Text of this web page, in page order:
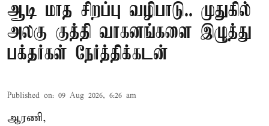
ஆடி மாத சிறப்பு வழிபாடு.. முதுகில்
அலகு குத்தி வாகனங்களை இழுத்து
பக்தர்கள் நேர்த்திக்கடன்
Published on: 09 Aug 2026, 6:26 am
ஆரணி,